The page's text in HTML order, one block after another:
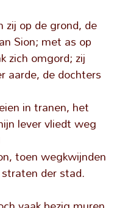
zij op de grond, de
Sion; met as op
zich omgord; zij
aarde, de dochters
in tranen, het
lever vliedt weg
toen wegkwijnden
der stad.